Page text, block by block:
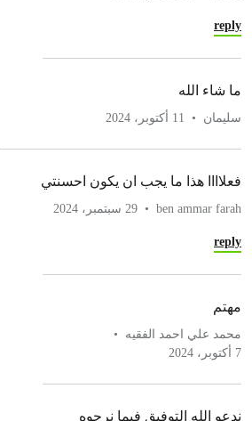
reply
ما شاء الله
سليمان 11 أكتوبر، 2024
فعلاااا هذا ما يجب ان يكون احسنتي
ben ammar farah 29 سبتمبر، 2024
reply
مهتم
محمد علي احمد الفقيه
7 أكتوبر، 2024
ندعو الله التوفيق فيما نرجوه